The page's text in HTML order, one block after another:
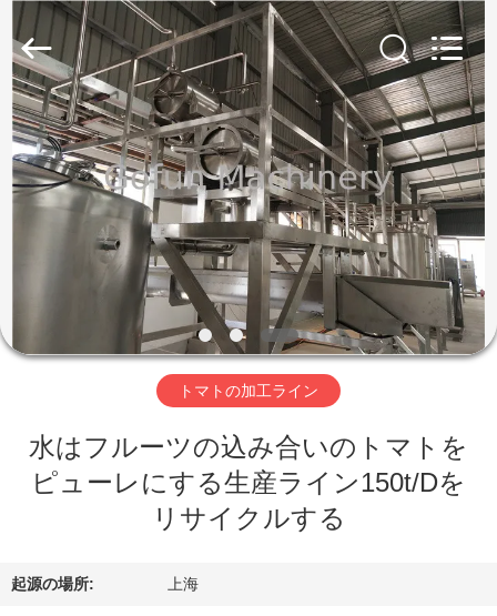
家
プ
ク
ビ
2026
Shanghai
Gofun
Machinery
Co.,
Ltd..
Rights
Reserved.
トマトの加工ライン
水はフルーツの込み合いのトマトを
ピューレにする生産ライン150t/Dを
リサイクルする
起源の場所: 上海